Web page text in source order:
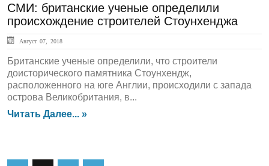
СМИ: британские ученые определили
происхождение строителей Стоунхенджа
Август 07, 2018
Британские ученые определили, что строители
доисторического памятника Стоунхендж,
расположенного на юге Англии, происходили с запада
острова Великобритания, в...
Читать Далее... »